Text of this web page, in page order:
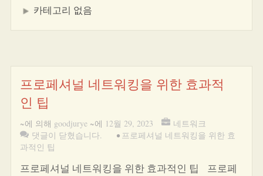
카테고리 없음
프로페셔널 네트워킹을 위한 효과적
인 팁
~에 의해 goodjurye ~에 12월 29, 2023
네트워크
댓글이 닫혔습니다.
• 프로페셔널 네트워킹을 위한 효
과적인 팁
프로페셔널 네트워킹을 위한 효과적인 팁 프로페